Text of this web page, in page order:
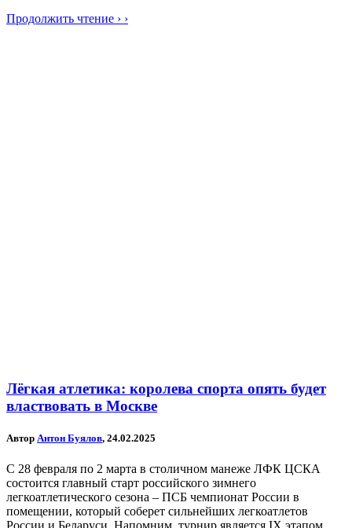
Продолжить чтение › ›
Лёгкая атлетика: королева спорта опять будет
властвовать в Москве
Автор Антон Буялов, 24.02.2025
С 28 февраля по 2 марта в столичном манеже ЛФК ЦСКА
состоится главный старт российского зимнего
легкоатлетического сезона – ПСБ чемпионат России в
помещении, который соберет сильнейших легкоатлетов